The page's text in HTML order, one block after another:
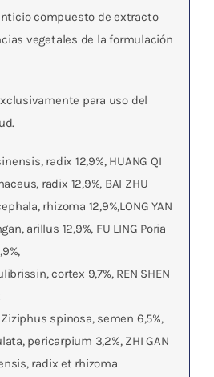
compuesto de extracto
vegetales de la formulación
para uso del
radix 12,9%, HUANG QI
radix 12,9%, BAI ZHU
rhizoma 12,9%,LONG YAN
arillus 12,9%, FU LING Poria
cortex 9,7%, REN SHEN
Ziziphus spinosa, semen 6,5%,
pericarpium 3,2%, ZHI GAN
radix et rhizoma